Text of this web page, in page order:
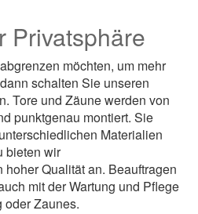
Privatsphäre
möchten, um mehr
schalten Sie unseren
Tore und Zäune werden von
punktgenau montiert. Sie
Materialien
bieten wir
Qualität an. Beauftragen
mit der Wartung und Pflege
oder Zaunes.